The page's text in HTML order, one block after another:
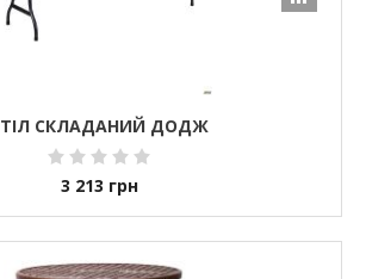
СКЛАДАНИЙ ДОДЖ
3 213 грн